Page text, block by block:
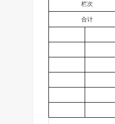
栏次
合计